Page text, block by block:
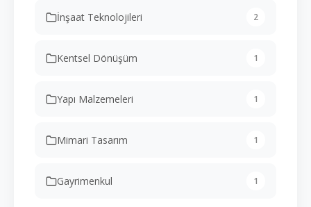
İnşaat Teknolojileri 2
Kentsel Dönüşüm 1
Yapı Malzemeleri 1
Mimari Tasarım 1
Gayrimenkul 1